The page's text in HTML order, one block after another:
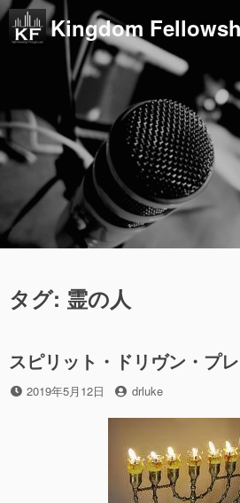
コ
ス
キ
ッ
Kingdom
タグ: 霊の人
スピリット・ドリヴン・プ
投
2019年5月12日
投
drluke